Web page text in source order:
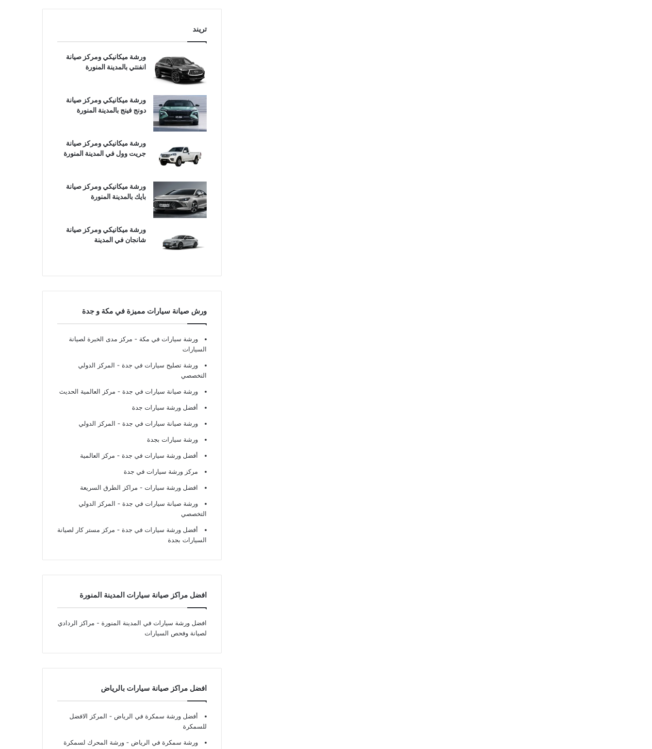
تريند
ورشة ميكانيكي ومركز صيانة
انفنتي بالمدينة المنورة
ورشة ميكانيكي ومركز صيانة
دونج فينج بالمدينة المنورة
ورشة ميكانيكي ومركز صيانة
جريت وول في المدينة المنورة
ورشة ميكانيكي ومركز صيانة
بايك بالمدينة المنورة
ورشة ميكانيكي ومركز صيانة
شانجان في المدينة
ورش صيانة سيارات مميزة في مكة و جدة
ورشة سيارات في مكة - مركز مدى الخبرة لصيانة
السيارات
ورشة تصليح سيارات في جدة - المركز الدولي
التخصصي
ورشة صيانة سيارات في جدة - مركز العالمية الحديث
أفضل ورشة سيارات جدة
ورشة صيانة سيارات في جدة - المركز الدولي
ورشة سيارات بجدة
أفضل ورشة سيارات في جدة - مركز العالمية
مركز ورشة سيارات في جدة
افضل ورشة سيارات - مراكز الطرق السريعة
ورشة صيانة سيارات في جدة - المركز الدولي
التخصصي
أفضل ورشة سيارات في جدة - مركز مستر كار لصيانة
السيارات بجدة
افضل مراكز صيانة سيارات المدينة المنورة
افضل ورشة سيارات في المدينة المنورة - مراكز الردادي
لصيانة وفحص السيارات
افضل مراكز صيانة سيارات بالرياض
أفضل ورشة سمكرة في الرياض - المركز الافضل
للسمكرة
ورشة سمكرة في الرياض - ورشة المحرك لسمكرة